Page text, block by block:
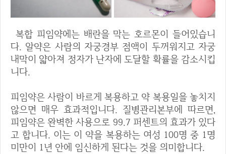
복합 피임약에는 배란을 막는 호르몬이 들어있습니
다. 알약은 사람의 자궁경부 점액이 두꺼워지고 자궁
내막이 얇아져 정자가 난자에 도달할 확률을 감소시킵
니다.
피임약은 사람이 바르게 복용하고 약 복용일을 놓치지
않으면 매우 효과적입니다. 질병관리본부에 따르면,
피임약은 완벽한 사용으로 99.7 퍼센트의 효과가 있다
고 합니다. 이는 이 약을 복용하는 여성 100명 중 1명
미만이 1년 안에 임신하게 된다는 것을 의미합니다.